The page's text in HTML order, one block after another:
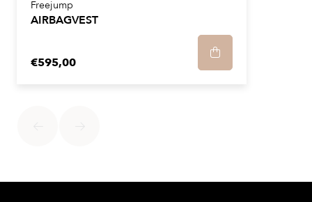
Freejump
AIRBAGVEST
€595,00